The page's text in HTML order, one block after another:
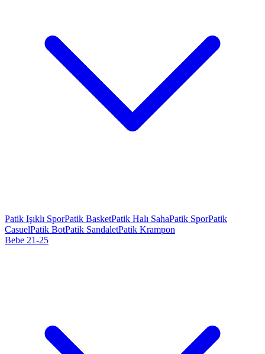
Patik Işıklı SporPatik BasketPatik Halı SahaPatik SporPatik
CasuelPatik BotPatik SandaletPatik Krampon
Bebe 21-25